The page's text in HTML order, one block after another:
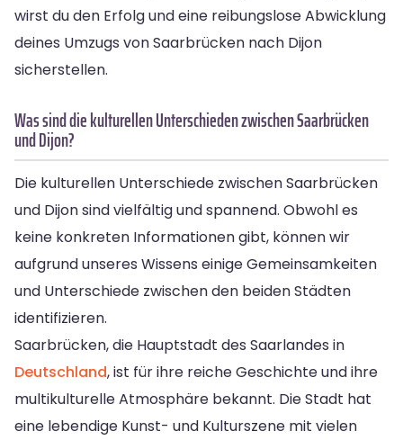
wirst du den Erfolg und eine reibungslose Abwicklung
deines Umzugs von Saarbrücken nach Dijon
sicherstellen.
Was sind die kulturellen Unterschieden zwischen Saarbrücken
und Dijon?
Die kulturellen Unterschiede zwischen Saarbrücken
und Dijon sind vielfältig und spannend. Obwohl es
keine konkreten Informationen gibt, können wir
aufgrund unseres Wissens einige Gemeinsamkeiten
und Unterschiede zwischen den beiden Städten
identifizieren.
Saarbrücken, die Hauptstadt des Saarlandes in
Deutschland, ist für ihre reiche Geschichte und ihre
multikulturelle Atmosphäre bekannt. Die Stadt hat
eine lebendige Kunst- und Kulturszene mit vielen